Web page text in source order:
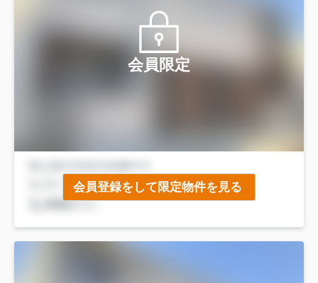
会員限定
会員登録をして限定物件を見る